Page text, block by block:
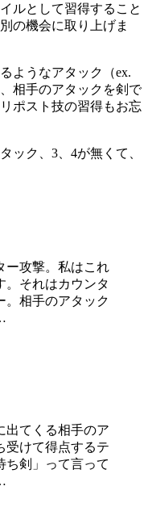
ルとして習得すること
の機会に取り上げま
ようなアタック（ex.
相手のアタックを剣で
ポスト技の習得もお忘
ック、3、4が無くて、
ー攻撃。私はこれ
。それはカウンタ
。相手のアタック
出てくる相手のア
受けて得点するテ
ち剣」って言って